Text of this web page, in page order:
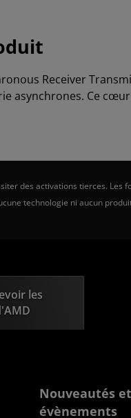
Receiver
asynchrones. Ce
des activations tierces.
technologie ni aucun
les
Nouveautés et
évènements